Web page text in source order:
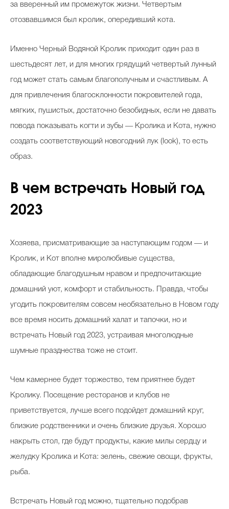
за вверенный им промежуток жизни. Четвертым
отозвавшимся был кролик, опередивший кота.
Именно Черный Водяной Кролик приходит один раз в
шестьдесят лет, и для многих грядущий четвертый лунный
год может стать самым благополучным и счастливым. А
для привлечения благосклонности покровителей года,
мягких, пушистых, достаточно безобидных, если не давать
повода показывать когти и зубы ― Кролика и Кота, нужно
создать соответствующий новогодний лук (look), то есть
образ.
В чем встречать Новый год
2023
Хозяева, присматривающие за наступающим годом ― и
Кролик, и Кот вполне миролюбивые существа,
обладающие благодушным нравом и предпочитающие
домашний уют, комфорт и стабильность. Правда, чтобы
угодить покровителям совсем необязательно в Новом году
все время носить домашний халат и тапочки, но и
встречать Новый год 2023, устраивая многолюдные
шумные празднества тоже не стоит.
Чем камернее будет торжество, тем приятнее будет
Кролику. Посещение ресторанов и клубов не
приветствуется, лучше всего подойдет домашний круг,
близкие родственники и очень близкие друзья. Хорошо
накрыть стол, где будут продукты, какие милы сердцу и
желудку Кролика и Кота: зелень, свежие овощи, фрукты,
рыба.
Встречать Новый год можно, тщательно подобрав